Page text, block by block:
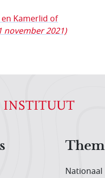
Kamerlid of
november 2021)
Nationaal